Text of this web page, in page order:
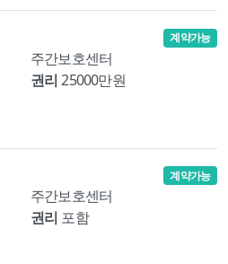
주간보호센터
권리 25000만원
계약가능
주간보호센터
권리 포함
계약가능